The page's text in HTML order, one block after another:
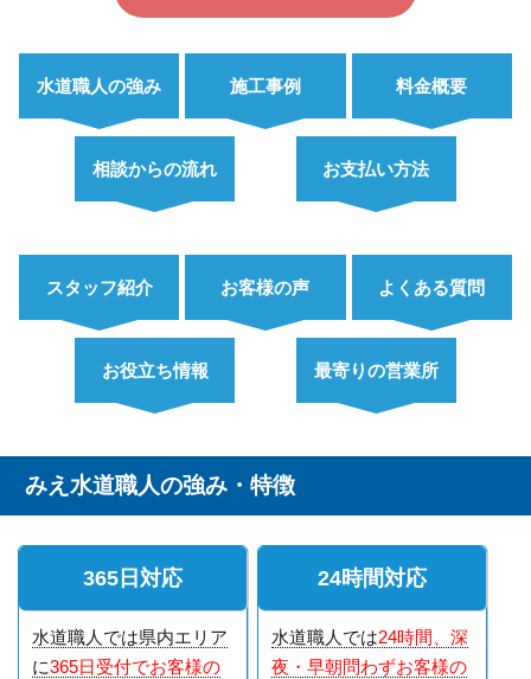
水道職人の強み 施工事例 料金概要
相談からの流れ お支払い方法
スタッフ紹介 お客様の声 よくある質問
お役立ち情報 最寄りの営業所
みえ水道職人の強み・特徴
365日対応
水道職人では県内エリア
に365日受付でお客様の
24時間対応
水道職人では24時間、深
夜・早朝問わずお客様の